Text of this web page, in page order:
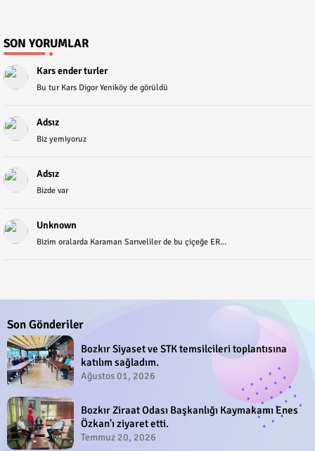
SON YORUMLAR
Kars ender turler
Bu tur Kars Digor Yeniköy de görüldü
Adsız
Biz yemiyoruz
Adsız
Bizde var
Unknown
Bizim oralarda Karaman Sarıveliler de bu çiçeğe ER...
Son Gönderiler
Bozkır Siyaset ve STK temsilcileri toplantısına
katılım sağladım.
Ağustos 01, 2026
Bozkır Ziraat Odası Başkanlığı Kaymakamı Enes
Özkan'ı ziyaret etti.
Temmuz 20, 2026